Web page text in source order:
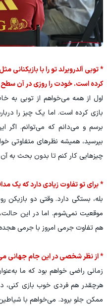
* توبی آلدرویرلد تو را با
کرده است. خودت را روزی در آن
اول از همه می‌خواهم از توبی به
بازی کرده است. اما یک چیز را
برسم و می‌دانم که می‌توانم.
بپرسید، همیشه نظرهای متفاوتی
چیزهایی کار کنم تا بدون بحث به
* برای تو تفاوت زیادی دارد که یک
بله، بستگی دارد. وقتی دو بازیکن
موقعیت نمی‌شوم. اما در این
هم تفاوت جرمی امروز با جرمی
* از نظر شخصی در این جام جهانی
زمانی راضی خواهم بود که ما
هرچقدر هم فردی خوب بازی کنی،
ممکن جلو برود. می‌خواهم با